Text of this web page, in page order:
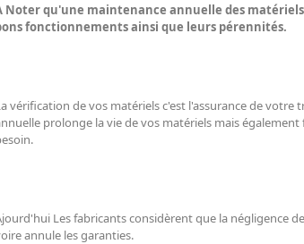
Noter qu'une maintenance annuelle des
fonctionnements ainsi que leurs pérennités.
vérification de vos matériels c'est l'assurance de
prolonge la vie de vos matériels mais
Les fabricants considèrent que la négligence
annule les garanties.